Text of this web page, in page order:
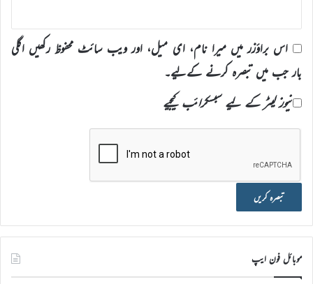
اس براؤزر میں میرا نام، ای میل، اور ویب سائٹ محفوظ رکھیں اگلی
بار جب میں تبصرہ کرنے کےلیے۔
نیوز لیٹر کے لیے سبسکرائب کیجیے
موبائل فون ایپ